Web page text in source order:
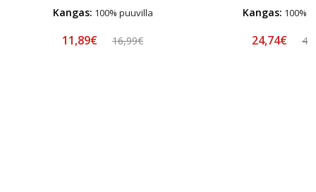
Kangas: 100% puuvilla
11,89€ 16,99€
Kangas: 100%
24,74€